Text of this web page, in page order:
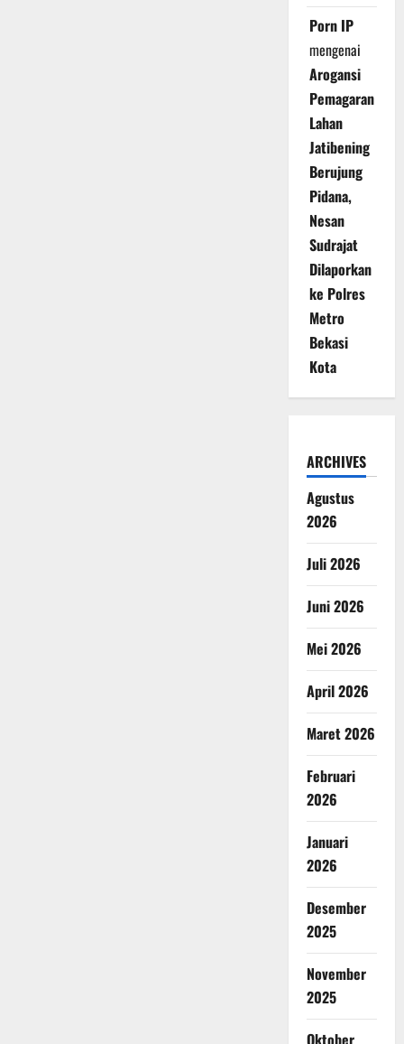
Porn IP
mengenai
Arogansi
Pemagaran
Lahan
Jatibening
Berujung
Pidana,
Nesan
Sudrajat
Dilaporkan
ke Polres
Metro
Bekasi
Kota
ARCHIVES
Agustus
2026
Juli 2026
Juni 2026
Mei 2026
April 2026
Maret 2026
Februari
2026
Januari
2026
Desember
2025
November
2025